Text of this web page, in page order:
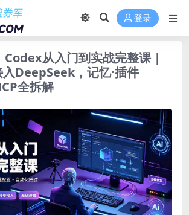
登录
Codex从入门到实战完整课｜
入DeepSeek，记忆·插件
全拆解